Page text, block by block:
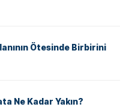
Ötesinde Birbirini
Ne Kadar Yakın?